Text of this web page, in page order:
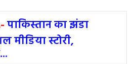
पाकिस्तान का झंडा
स्टोरी,